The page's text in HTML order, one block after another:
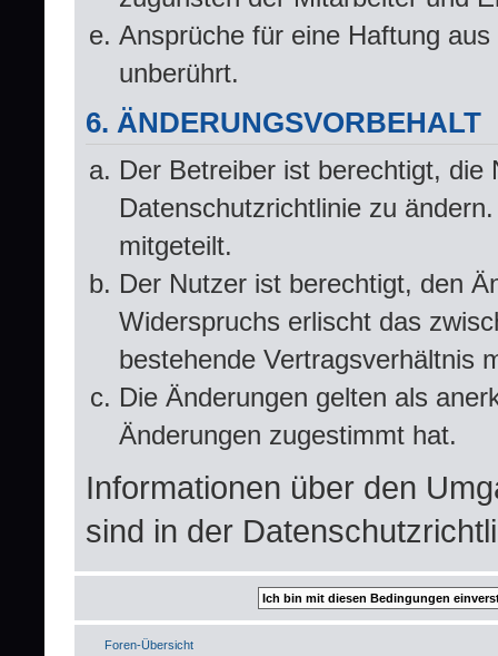
Ansprüche für eine Haftung
unberührt.
6. ÄNDERUNGSVORBEHALT
Der Betreiber ist berechtigt, die
Datenschutzrichtlinie zu
mitgeteilt.
Der Nutzer ist berechtigt, den
Widerspruchs erlischt das
bestehende Vertragsverhältnis
Die Änderungen gelten als
Änderungen zugestimmt hat.
Informationen über den
sind in der
Foren-Übersicht